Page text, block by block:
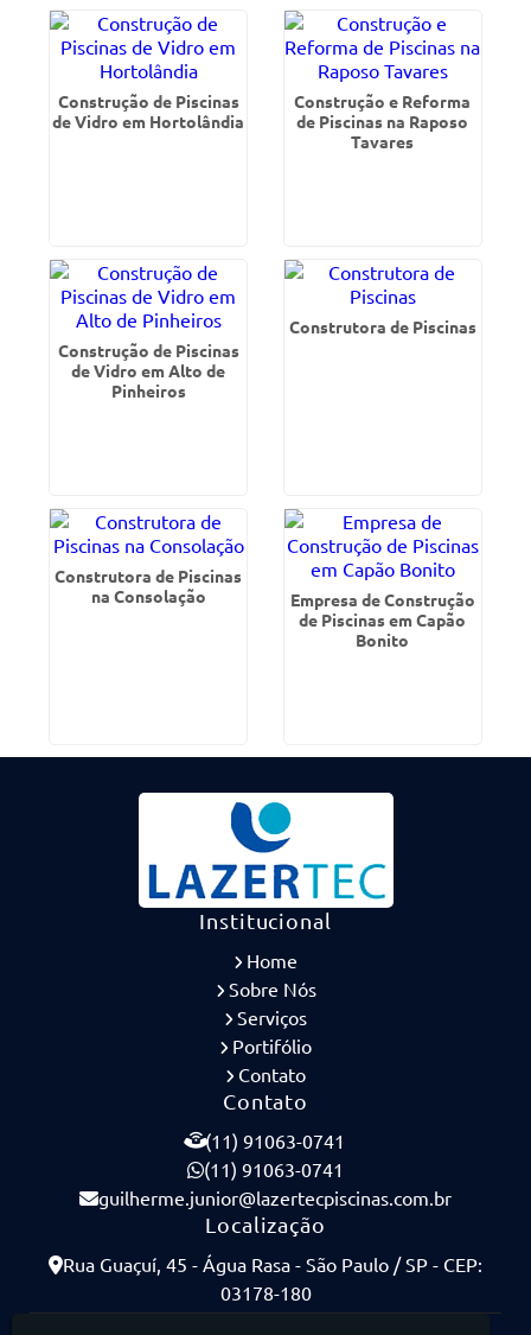
Construção de Piscinas
de Vidro em Hortolândia
Construção e Reforma
de Piscinas na Raposo
Tavares
Construção de Piscinas
de Vidro em Alto de
Pinheiros
Construtora de Piscinas
Construtora de Piscinas
na Consolação
Empresa de Construção
de Piscinas em Capão
Bonito
Institucional
Home
Sobre Nós
Serviços
Portifólio
Contato
Contato
(11) 91063-0741
(11) 91063-0741
guilherme.junior@lazertecpiscinas.com.br
Localização
Rua Guaçuí, 45 - Água Rasa - São Paulo / SP - CEP:
03178-180